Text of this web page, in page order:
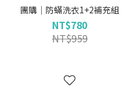
團購｜防蟎洗衣1+2補充組
NT$780
NT$959